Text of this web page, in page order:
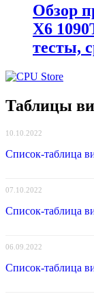
Обзор
X6
тесты,
Таблицы
10.10.2022
Список-таблица
07.10.2022
Список-таблица
06.09.2022
Список-таблица